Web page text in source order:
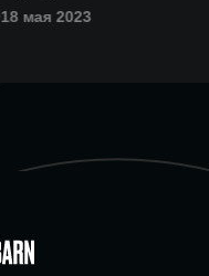
18 мая 2023